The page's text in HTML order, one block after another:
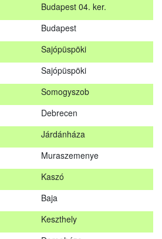
Budapest 04. ker.
Budapest
Sajópüspöki
Sajópüspöki
Somogyszob
Debrecen
Járdánháza
Muraszemenye
Kaszó
Baja
Keszthely
Regéc
Hercegszántó
Pilisszentiván
Budapest 04. ker.
Budapest
Somogyszob
Járdánháza
Muraszemenye